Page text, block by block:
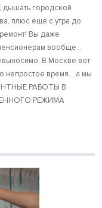
дышать городской
плюс еще с утра до
Вы даже
вообще...
В Москве вот
непростое время... а мы
РАБОТЫ В
РЕЖИМА